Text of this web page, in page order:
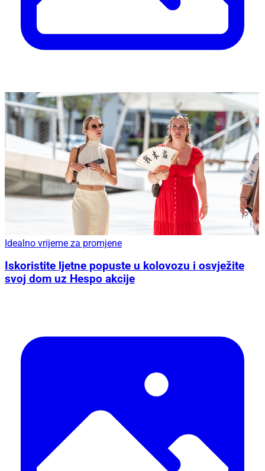
Idealno vrijeme za promjene
Iskoristite ljetne popuste u kolovozu i osvježite
svoj dom uz Hespo akcije